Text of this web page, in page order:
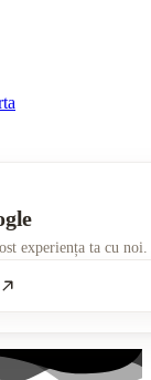
experiența ta cu noi.